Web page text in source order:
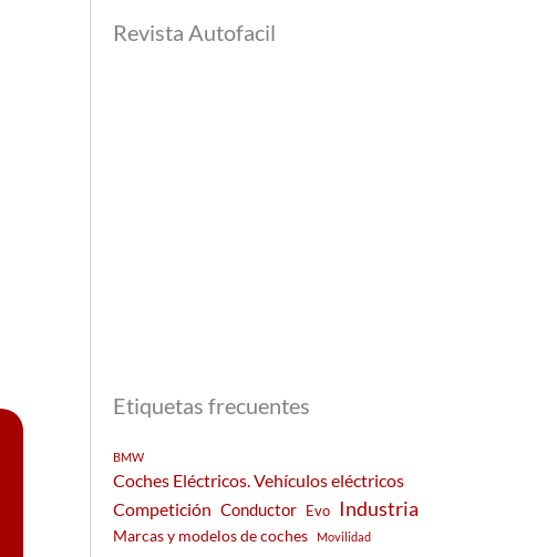
Revista Autofacil
Etiquetas frecuentes
BMW
Coches Eléctricos. Vehículos eléctricos
Competición Conductor Evo Industria
Marcas y modelos de coches Movilidad